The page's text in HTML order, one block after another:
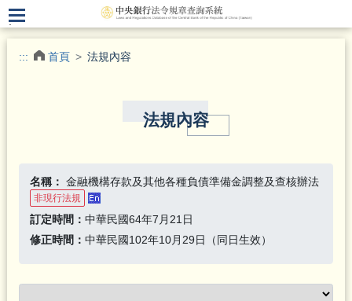
.
::: 首頁 法規內容
法規內容
名稱： 金融機構存款及其他各種負債準備金調整及查核辦法
非現行法規
訂定時間： 中華民國64年7月21日
修正時間： 中華民國102年10月29日（同日生效）